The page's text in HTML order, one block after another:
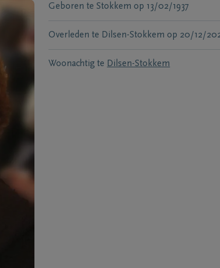
Geboren te Stokkem op 13/02/1937
Overleden te Dilsen-Stokkem op 20/12/
Woonachtig te Dilsen-Stokkem